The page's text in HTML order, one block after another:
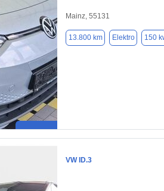
Mainz, 55131
13.800 km Elektro 150
VW ID.3